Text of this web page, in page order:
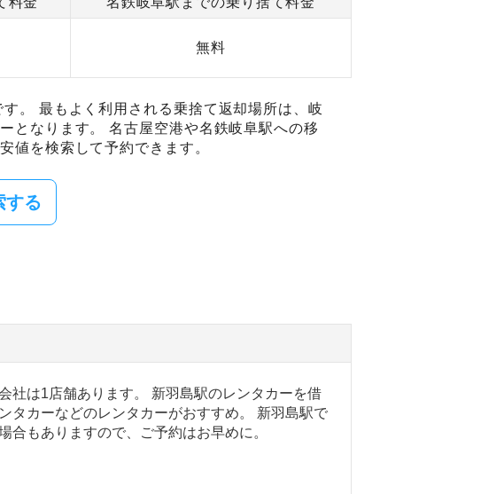
無料
。 最もよく利用される乗捨て返却場所は、岐
となります。 名古屋空港や名鉄岐阜駅への移
値を検索して予約できます。
する
社は1店舗あります。 新羽島駅のレンタカーを借
タカーなどのレンタカーがおすすめ。 新羽島駅で
合もありますので、ご予約はお早めに。